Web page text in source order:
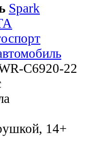
Spark
C6920-22
14+